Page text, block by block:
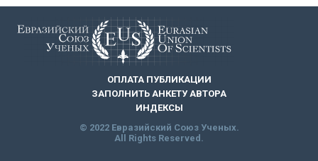
ОПЛАТА ПУБЛИКАЦИИ
ЗАПОЛНИТЬ АНКЕТУ АВТОРА
ИНДЕКСЫ
© 2022 Евразийский Союз Ученых.
All Rights Reserved.